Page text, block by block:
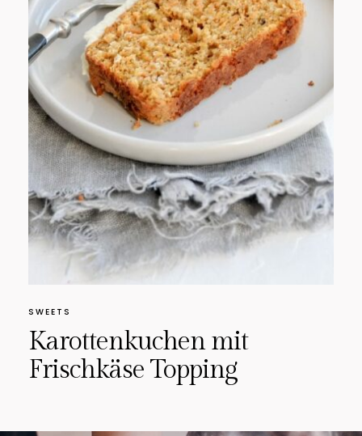
SWEETS
Karottenkuchen mit
Frischkäse Topping